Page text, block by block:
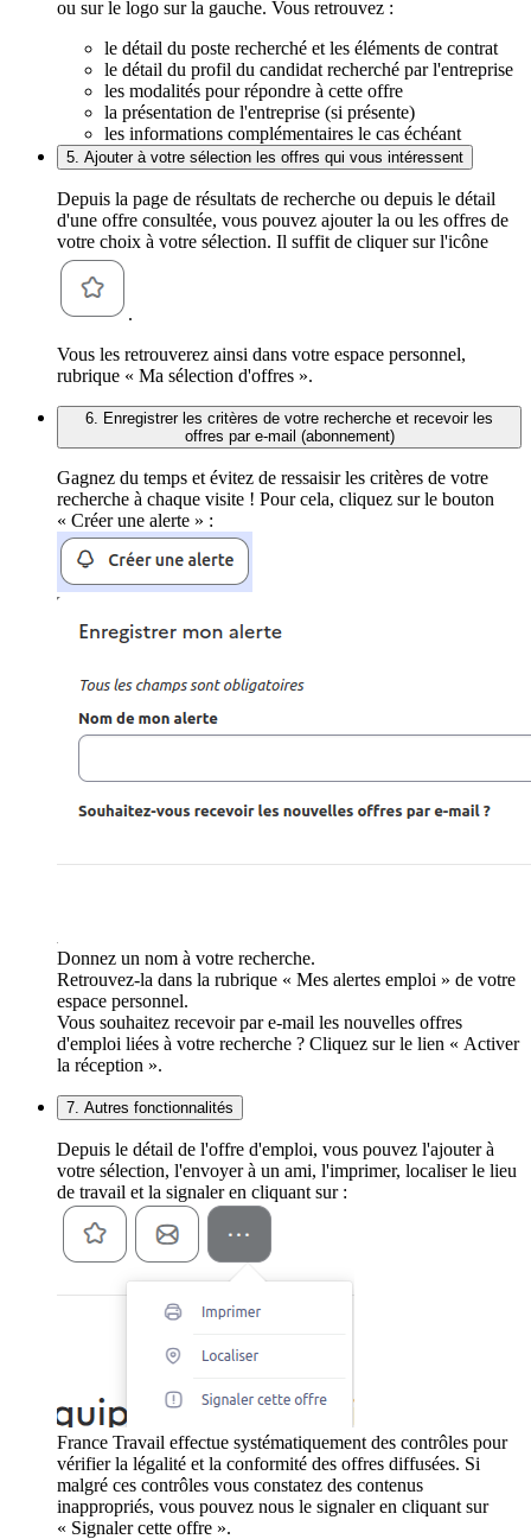
ou sur le logo sur la gauche. Vous retrouvez :
le détail du poste recherché et les éléments de contrat
le détail du profil du candidat recherché par l'entreprise
les modalités pour répondre à cette offre
la présentation de l'entreprise (si présente)
les informations complémentaires le cas échéant
5. Ajouter à votre sélection les offres qui vous intéressent
Depuis la page de résultats de recherche ou depuis le détail
d'une offre consultée, vous pouvez ajouter la ou les offres de
votre choix à votre sélection. Il suffit de cliquer sur l'icône
.
Vous les retrouverez ainsi dans votre espace personnel,
rubrique « Ma sélection d'offres ».
6. Enregistrer les critères de votre recherche et recevoir les
offres par e-mail (abonnement)
Gagnez du temps et évitez de ressaisir les critères de votre
recherche à chaque visite ! Pour cela, cliquez sur le bouton
« Créer une alerte » :
Donnez un nom à votre recherche.
Retrouvez-la dans la rubrique « Mes alertes emploi » de votre
espace personnel.
Vous souhaitez recevoir par e-mail les nouvelles offres
d'emploi liées à votre recherche ? Cliquez sur le lien « Activer
la réception ».
7. Autres fonctionnalités
Depuis le détail de l'offre d'emploi, vous pouvez l'ajouter à
votre sélection, l'envoyer à un ami, l'imprimer, localiser le lieu
de travail et la signaler en cliquant sur :
France Travail effectue systématiquement des contrôles pour
vérifier la légalité et la conformité des offres diffusées. Si
malgré ces contrôles vous constatez des contenus
inappropriés, vous pouvez nous le signaler en cliquant sur
« Signaler cette offre ».